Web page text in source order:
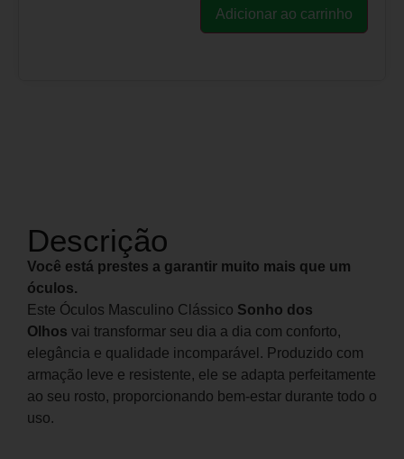
Adicionar ao carrinho
Descrição
Você está prestes a garantir muito mais que um
óculos.
Este Óculos Masculino Clássico Sonho dos
Olhos vai transformar seu dia a dia com conforto,
elegância e qualidade incomparável. Produzido com
armação leve e resistente, ele se adapta perfeitamente
ao seu rosto, proporcionando bem-estar durante todo o
uso.